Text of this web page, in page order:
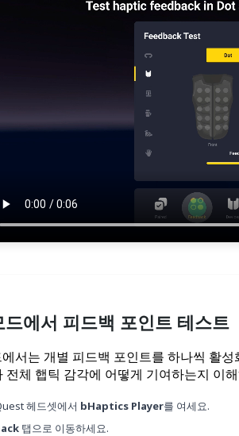
에서 피드백 포인트 테스트
서는 개별 피드백 포인트를 하나씩 활
전체 햅틱 감각에 어떻게 기여하는지 이
헤드셋에서 bHaptics Player를 여세요.
탭으로 이동하세요.